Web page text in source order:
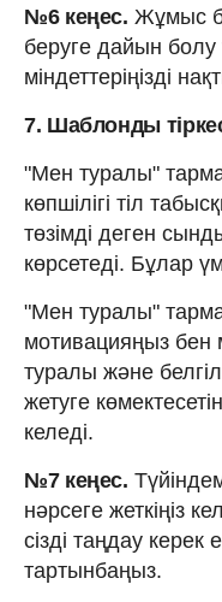
№6 кеңес. Жұмыс
беруге дайын болу
міндеттеріңізді
7. Шаблонды
"Мен туралы"
көпшілігі тіл
төзімді деген
көрсетеді. Бұлар
"Мен туралы"
мотивацияңыз бен
туралы және
жетуге
келеді.
№7 кеңес.
нәрсеге жеткіңіз
сізді таңдау керек
тартынбаңыз.